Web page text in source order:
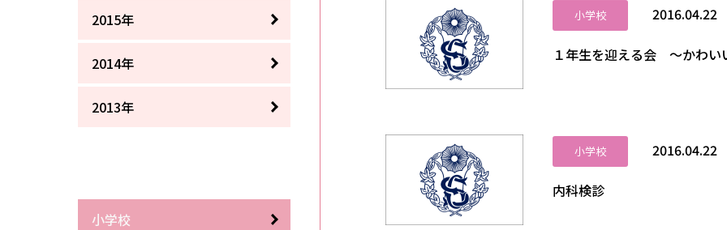
小学校 2016.04.22
１年生を迎える会 ～かわい
小学校 2016.04.22
内科検診
2015年
2014年
2013年
小学校